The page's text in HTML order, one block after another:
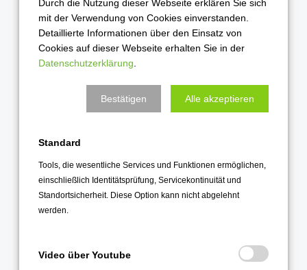
Oktober 2021
September 2021
August 2021
April 2021
März 2021
Februar 2021
Januar 2021
Durch die Nutzung dieser Webseite erklären Sie sich
mit der Verwendung von Cookies einverstanden.
Detaillierte Informationen über den Einsatz von
Cookies auf dieser Webseite erhalten Sie in der
Datenschutzerklärung
Bestätigen Alle akzeptieren
Standard
Tools, die wesentliche Services und Funktionen ermöglichen,
einschließlich Identitätsprüfung, Servicekontinuität und
Standortsicherheit. Diese Option kann nicht abgelehnt
werden.
Video über Youtube